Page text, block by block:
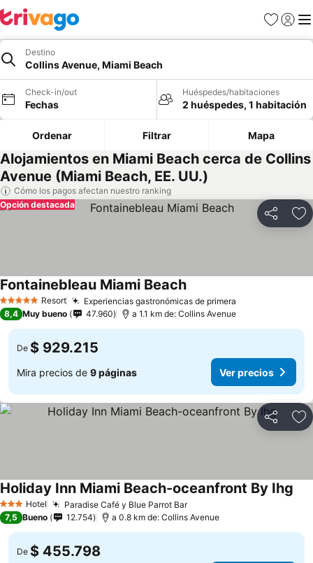
Favoritos
Iniciar
Destino
Collins Avenue, Miami Beach
Check-in/out
Fechas
Huéspedes/habitaciones
2 huéspedes, 1 habitación
Ordenar Filtrar Mapa
Alojamientos en Miami Beach cerca de Collins
Avenue (Miami Beach, EE. UU.)
Cómo los pagos afectan nuestro ranking
Compartir
Opción destacada
5 Estrellas Resort Experiencias gastronómicas de primera
Fontainebleau Miami Beach
8,4 Muy bueno 47.960 a 1.1 km de: Collins Avenue
De $ 929.215
Mira precios de 9 páginas Ver precios
Compartir
3 Estrellas
Hotel Paradise Café y Blue Parrot Bar
Holiday Inn Miami Beach-oceanfront By Ihg
7,5 Bueno 12.754 a 0.8 km de: Collins Avenue
De $ 455.798